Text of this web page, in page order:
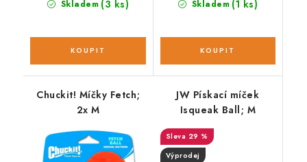
Skladem (3 ks) Skladem (1 ks)
Chuckit! Míčky Fetch;
2x M
JW Pískací míček
Isqueak Ball; M
29 %
Výprodej